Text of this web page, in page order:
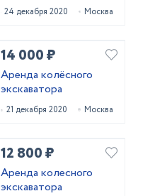
24 декабря 2020 Москва
14 000 ₽
Аренда колёсного
экскаватора
21 декабря 2020 Москва
12 800 ₽
Аренда колесного
экскаватора